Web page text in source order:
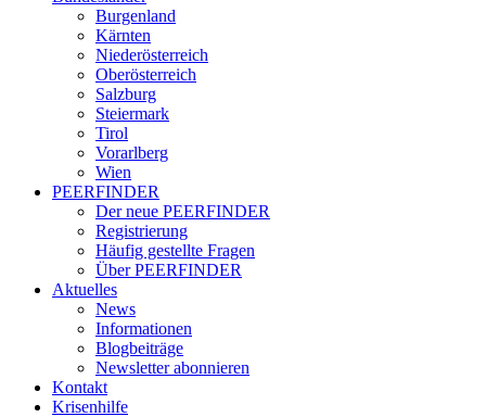
Burgenland
Kärnten
Niederösterreich
Oberösterreich
Salzburg
Steiermark
Tirol
Vorarlberg
Wien
PEERFINDER
Der neue PEERFINDER
Registrierung
Häufig gestellte Fragen
Über PEERFINDER
Aktuelles
News
Informationen
Blogbeiträge
Newsletter abonnieren
Kontakt
Krisenhilfe